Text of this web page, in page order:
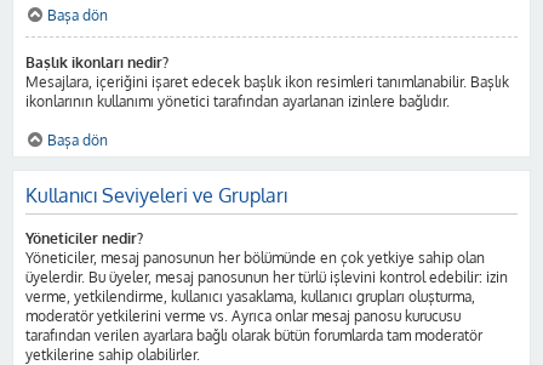
Başa dön
Başlık ikonları nedir?
Mesajlara, içeriğini işaret edecek başlık ikon resimleri tanımlanabilir. Başlık
ikonlarının kullanımı yönetici tarafından ayarlanan izinlere bağlıdır.
Başa dön
Kullanıcı Seviyeleri ve Grupları
Yöneticiler nedir?
Yöneticiler, mesaj panosunun her bölümünde en çok yetkiye sahip olan
üyelerdir. Bu üyeler, mesaj panosunun her türlü işlevini kontrol edebilir: izin
verme, yetkilendirme, kullanıcı yasaklama, kullanıcı grupları oluşturma,
moderatör yetkilerini verme vs. Ayrıca onlar mesaj panosu kurucusu
tarafından verilen ayarlara bağlı olarak bütün forumlarda tam moderatör
yetkilerine sahip olabilirler.